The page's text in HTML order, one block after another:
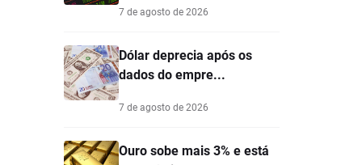
7 de agosto de 2026
Dólar deprecia após os
dados do empre...
7 de agosto de 2026
Ouro sobe mais 3% e está